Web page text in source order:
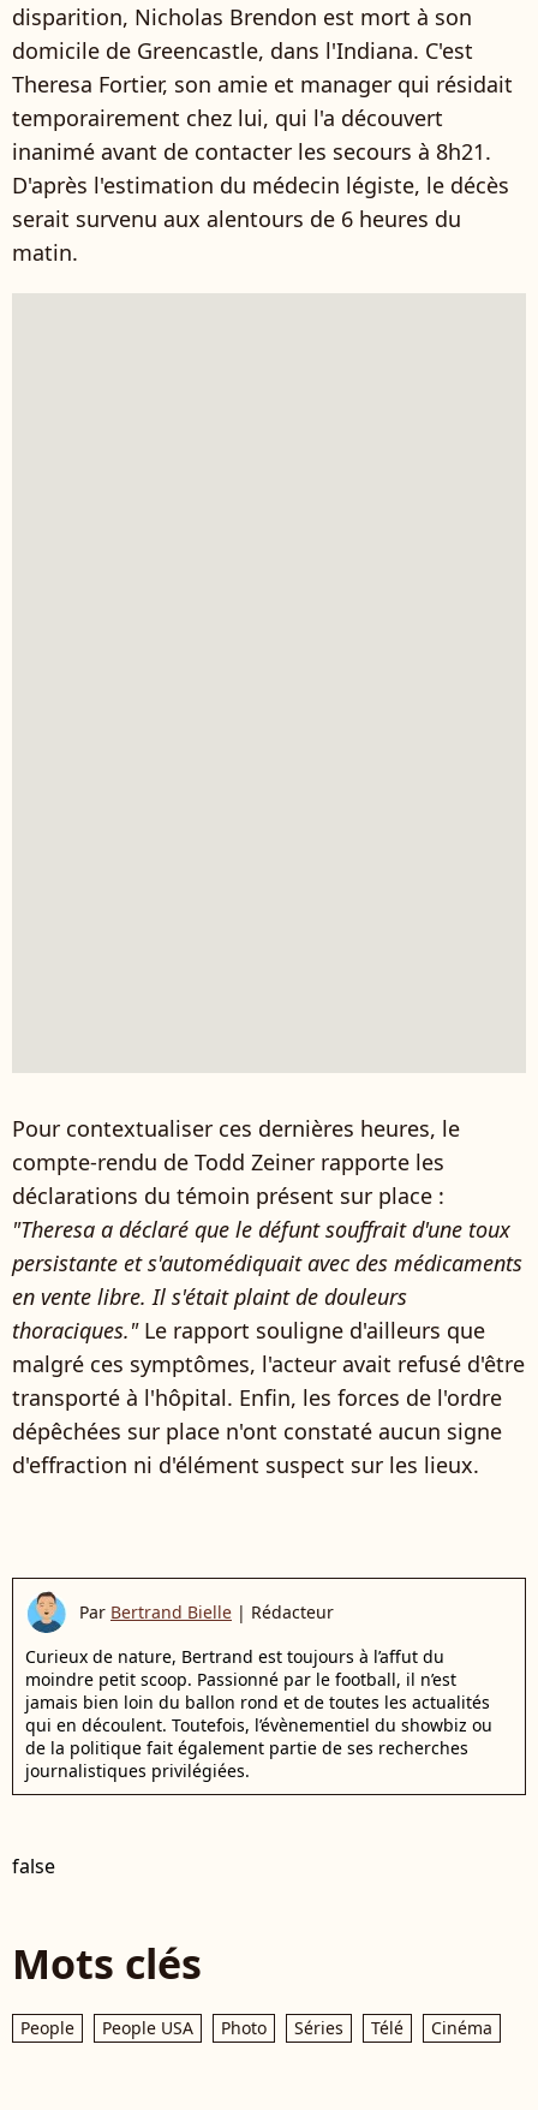
disparition, Nicholas Brendon est mort à son
domicile de Greencastle, dans l'Indiana. C'est
Theresa Fortier, son amie et manager qui résidait
temporairement chez lui, qui l'a découvert
inanimé avant de contacter les secours à 8h21.
D'après l'estimation du médecin légiste, le décès
serait survenu aux alentours de 6 heures du
matin.
Pour contextualiser ces dernières heures, le
compte-rendu de Todd Zeiner rapporte les
déclarations du témoin présent sur place :
"Theresa a déclaré que le défunt souffrait d'une toux
persistante et s'automédiquait avec des médicaments
en vente libre. Il s'était plaint de douleurs
thoraciques."Le rapport souligne d'ailleurs que
malgré ces symptômes, l'acteur avait refusé d'être
transporté à l'hôpital. Enfin, les forces de l'ordre
dépêchées sur place n'ont constaté aucun signe
d'effraction ni d'élément suspect sur les lieux.
Par Bertrand Bielle | Rédacteur
Curieux de nature, Bertrand est toujours à l’affut du
moindre petit scoop. Passionné par le football, il n’est
jamais bien loin du ballon rond et de toutes les actualités
qui en découlent. Toutefois, l’évènementiel du showbiz ou
de la politique fait également partie de ses recherches
journalistiques privilégiées.
false
Mots clés
People People USA Photo Séries Télé Cinéma